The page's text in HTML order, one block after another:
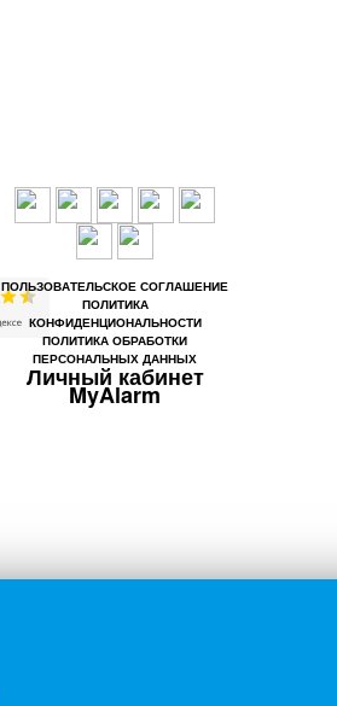
ПОЛЬЗОВАТЕЛЬСКОЕ СОГЛАШЕНИЕ
ПОЛИТИКА
КОНФИДЕНЦИОНАЛЬНОСТИ
ПОЛИТИКА ОБРАБОТКИ
ПЕРСОНАЛЬНЫХ ДАННЫХ
Личный кабинет
MyAlarm